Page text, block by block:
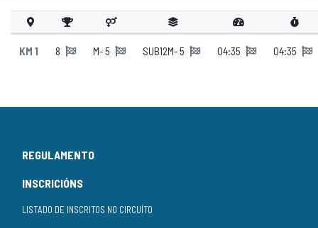
KM 1 8 M- 5 SUB12M- 5 04:35 04:35
REGULAMENTO
INSCRICIÓNS
LISTADO DE INSCRITOS NO CIRCUÍTO